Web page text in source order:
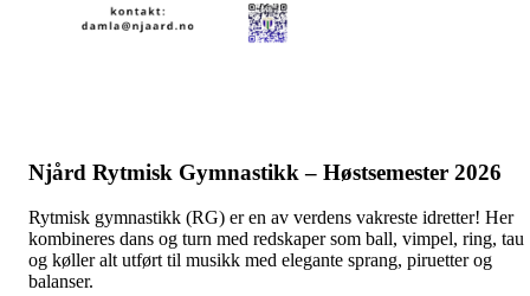
Njård Rytmisk Gymnastikk – Høstsemester 2026
Rytmisk gymnastikk (RG) er en av verdens vakreste idretter! Her
kombineres dans og turn med redskaper som ball, vimpel, ring, tau
og køller alt utført til musikk med elegante sprang, piruetter og
balanser.